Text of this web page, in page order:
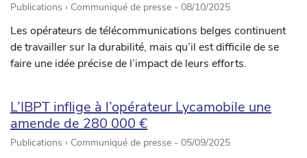
Publications › Communiqué de presse - 08/10/2025
Les opérateurs de télécommunications belges continuent
de travailler sur la durabilité, mais qu’il est difficile de se
faire une idée précise de l’impact de leurs efforts.
L’IBPT inflige à l’opérateur Lycamobile une
amende de 280 000 €
Publications › Communiqué de presse - 05/09/2025